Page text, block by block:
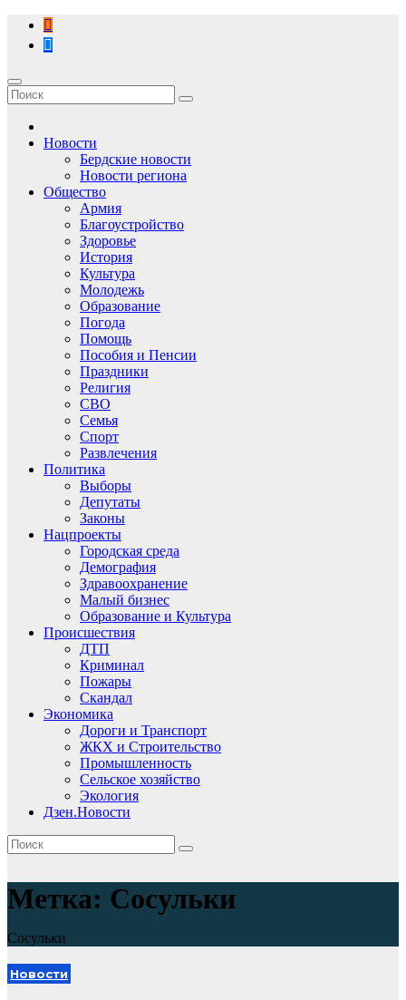
Перейти
содержимому
Новости
Бердские новости
Новости региона
Общество
Армия
Благоустройство
Здоровье
История
Культура
Молодежь
Образование
Погода
Помощь
Пособия и Пенсии
Праздники
Религия
СВО
Семья
Спорт
Развлечения
Политика
Выборы
Депутаты
Законы
Нацпроекты
Городская среда
Демография
Здравоохранение
Малый бизнес
Образование и Культура
Происшествия
ДТП
Криминал
Пожары
Скандал
Экономика
Дороги и Транспорт
ЖКХ и Строительство
Промышленность
Сельское хозяйство
Экология
Дзен.Новости
Метка: Cосульки
Cосульки
Новости